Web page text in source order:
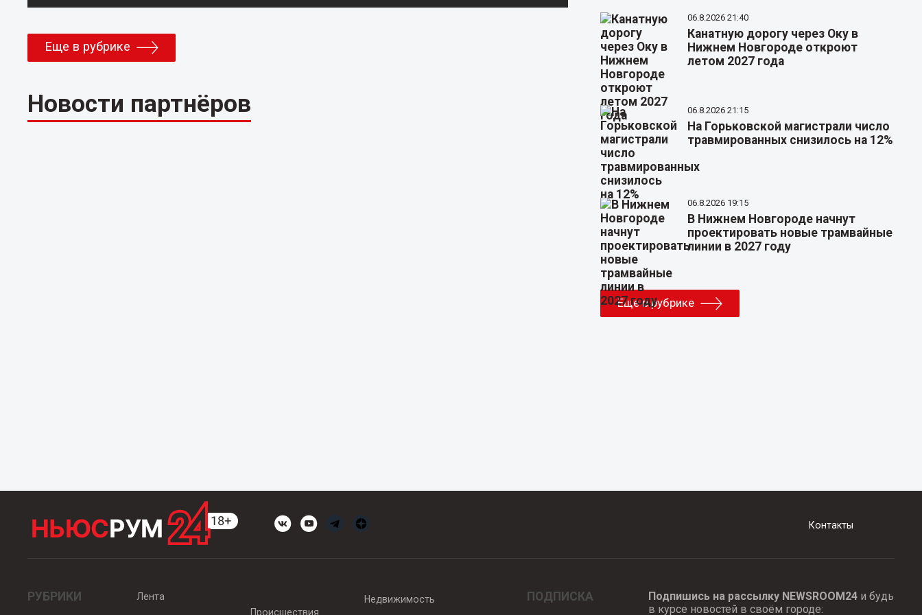
Еще в рубрике
Новости партнёров
06.8.2026 21:40
Канатную дорогу через Оку в
Нижнем Новгороде откроют
летом 2027 года
06.8.2026 21:15
На Горьковской магистрали число
травмированных снизилось на 12%
06.8.2026 19:15
В Нижнем Новгороде начнут
проектировать новые трамвайные
линии в 2027 году
Еще в рубрике
Контакты
РУБРИКИ
Лента
Происшествия
Недвижимость ПОДПИСКА Подпишись на рассылку NEWSROOM24и будь
в курсе новостей в своём городе: